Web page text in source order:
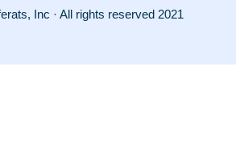
Inc · All rights reserved 2021